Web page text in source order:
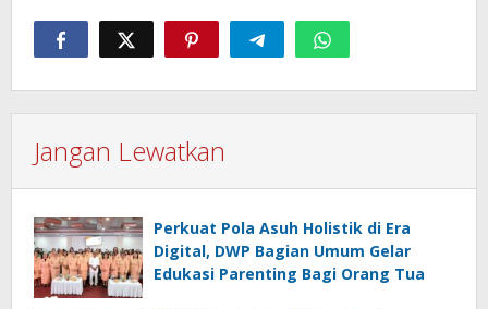
Jangan Lewatkan
Perkuat Pola Asuh Holistik di Era
Digital, DWP Bagian Umum Gelar
Edukasi Parenting Bagi Orang Tua